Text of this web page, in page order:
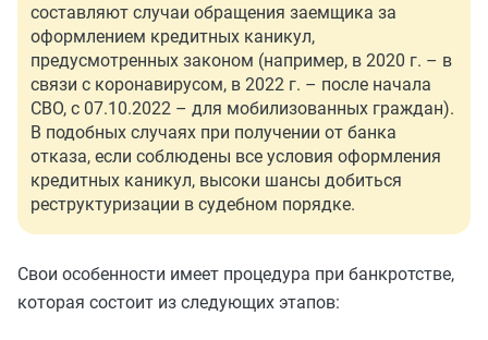
составляют случаи обращения заемщика за
оформлением кредитных каникул,
предусмотренных законом (например, в 2020 г. – в
связи с коронавирусом, в 2022 г. – после начала
СВО, с 07.10.2022 – для мобилизованных граждан).
В подобных случаях при получении от банка
отказа, если соблюдены все условия оформления
кредитных каникул, высоки шансы добиться
реструктуризации в судебном порядке.
Свои особенности имеет процедура при банкротстве,
которая состоит из следующих этапов: